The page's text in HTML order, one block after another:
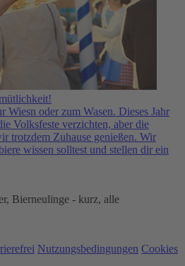
Wiesn oder zum Wasen. Dieses Jahr
Volksfeste verzichten, aber die
trotzdem Zuhause genießen. Wir
wissen solltest und stellen dir ein
Bierneulinge - kurz, alle
Nutzungsbedingungen Cookies